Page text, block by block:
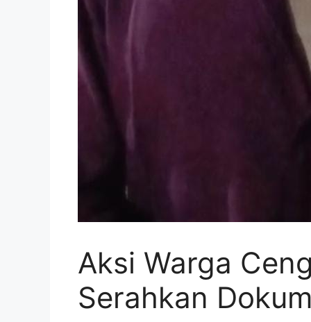
Aksi Warga
Serahkan